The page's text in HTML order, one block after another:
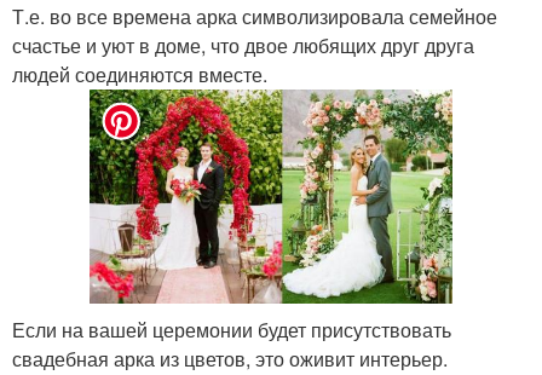
Т.е. во все времена арка символизировала семейное
счастье и уют в доме, что двое любящих друг друга
людей соединяются вместе.
Если на вашей церемонии будет присутствовать
свадебная арка из цветов, это оживит интерьер.